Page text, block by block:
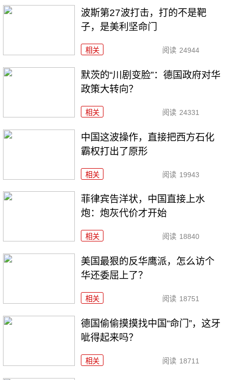
波斯第27波打击，打的不是靶
子，是美利坚命门
相关 阅读 24944
默茨的“川剧变脸”：德国政府对华
政策大转向？
相关 阅读 24331
中国这波操作，直接把西方石化
霸权打出了原形
相关 阅读 19943
菲律宾告洋状，中国直接上水
炮：炮灰代价才开始
相关 阅读 18840
美国最狠的反华鹰派，怎么访个
华还委屈上了？
相关 阅读 18751
德国偷偷摸摸找中国“命门”，这牙
呲得起来吗？
相关 阅读 18711